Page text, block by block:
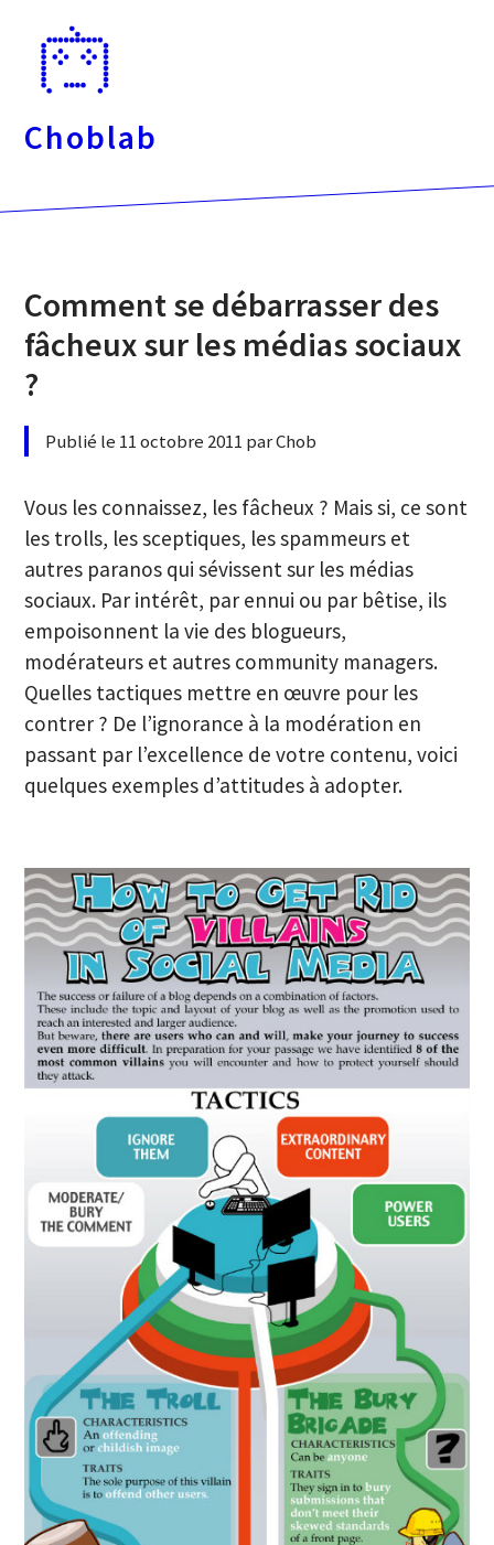
directement
Choblab
Comment se débarrasser des
fâcheux sur les médias sociaux
?
Publié le 11 octobre 2011 par Chob
Vous les connaissez, les fâcheux ? Mais si, ce sont
les trolls, les sceptiques, les spammeurs et
autres paranos qui sévissent sur les médias
sociaux. Par intérêt, par ennui ou par bêtise, ils
empoisonnent la vie des blogueurs,
modérateurs et autres community managers.
Quelles tactiques mettre en œuvre pour les
contrer ? De l’ignorance à la modération en
passant par l’excellence de votre contenu, voici
quelques exemples d’attitudes à adopter.